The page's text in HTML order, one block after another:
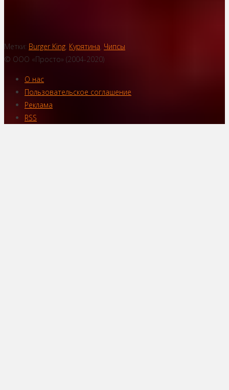
Метки: Burger King, Курятина, Чипсы
© ООО «Просто» (2004-2020)
О нас
Пользовательское соглашение
Реклама
RSS